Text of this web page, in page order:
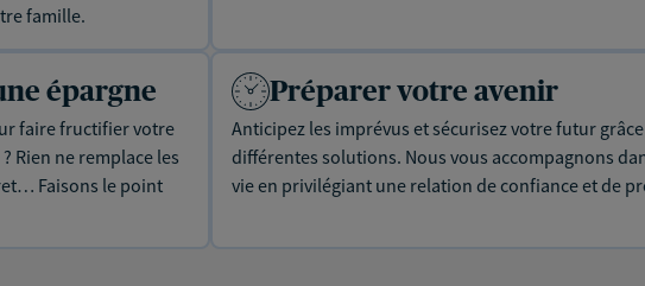
famille.
épargne
faire fructifier votre
Rien ne remplace les
Faisons le point
Préparer votre avenir
Anticipez les imprévus et sécurisez votre futur
différentes solutions. Nous vous accompagnons
vie en privilégiant une relation de confiance et de